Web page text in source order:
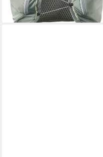
lieferbar - in 1-2 Werktagen bei dir